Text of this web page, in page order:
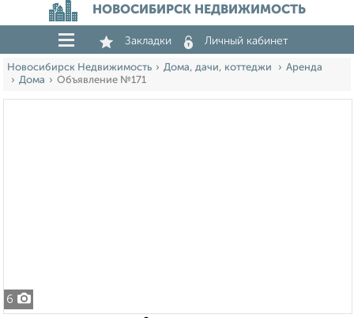
НОВОСИБИРСК НЕДВИЖИМОСТЬ
Закладки Личный кабинет
Новосибирск Недвижимость Дома, дачи, коттеджи
Аренда
Дома
Объявление №171
6